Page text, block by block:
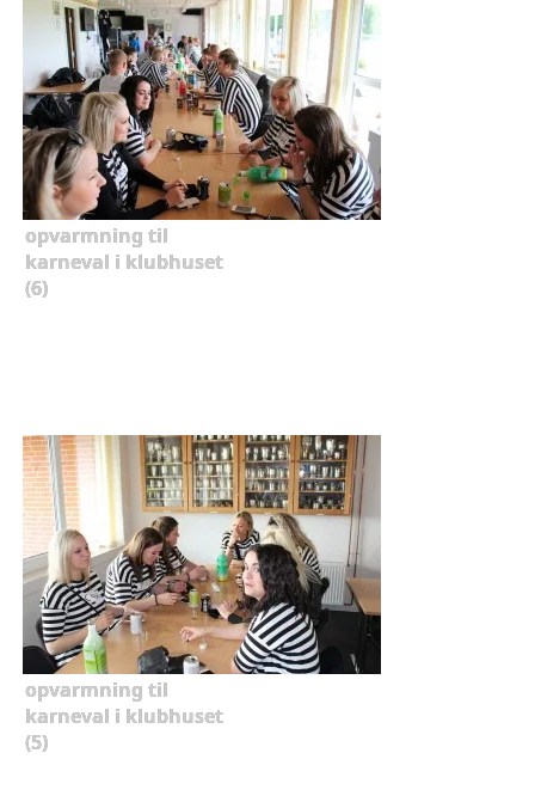
opvarmning til
karneval i klubhuset
(6)
opvarmning til
karneval i klubhuset
(5)